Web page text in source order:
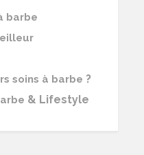
barbe
soins à barbe ?
& Lifestyle